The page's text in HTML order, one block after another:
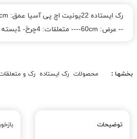
-- عرض: 60cm---- متعلقات: 4چرخ- 1بسته پیچ و مهره
بخشها : محصولات رک ایستاده رک و
توضیحات